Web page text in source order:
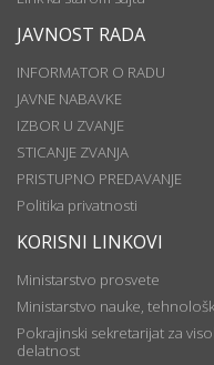
JAVNOST RADA
INFORMATOR O RADU
JAVNE NABAVKE
IZBOR U ZVANJE
STICANJE ZVANJA
PRISTUPNO PREDAVANJE
Politika privatnosti
KORISNI LINKOVI
Ministarstvo prosvete
Ministarstvo nauke,
Pokrajinski sekretarijat za
delatnost